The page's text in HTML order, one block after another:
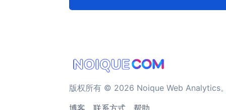
版权所有 © 2026 Noique Web Analytics
博客
联系方式 帮助